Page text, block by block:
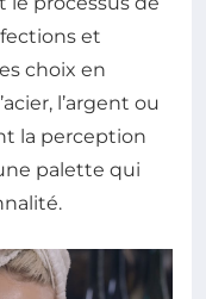
et
choix en
l’argent ou
la perception
palette qui